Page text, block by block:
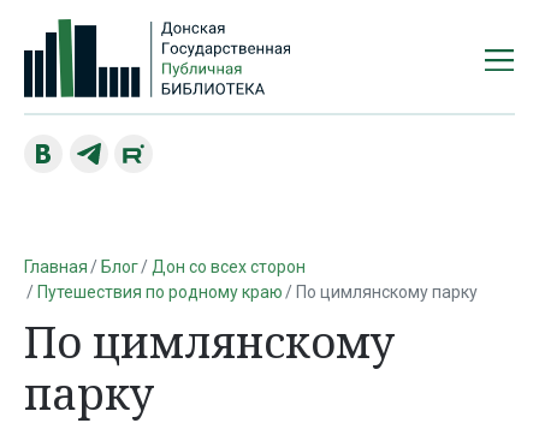
Главная Блог
Дон со всех сторон
Путешествия по родному краю
По цимлянскому парку
По цимлянскому
парку